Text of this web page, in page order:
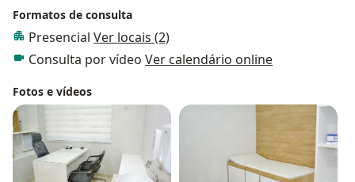
Formatos de consulta
Presencial Ver locais (2)
Consulta por vídeo Ver calendário online
Fotos e vídeos